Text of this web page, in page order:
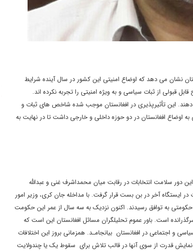
نشان می دهد که اوضاع امنیتی این کشور در سال آینده شرایط
قبولی از ثبات سیاسی و به ویژه امنیتی را تجربه نکرده اند.
این تأثیرپذیری در افغانستان موجب شده شاخص های ثبات و
اوضاع افغانستان در دو حوزه داخلی و خارجی داشت تا در نهایت به
در سال 1393 به دور دوم کشیده شد. در این دور سلامت انتخابات در رقابت میان محمداشرف غنی و عبدالله
ایستگاه آخر در بن بست قرار گرفت. با مداخله جان کری، وزیر امور
به توافق رسیدند. اکنون نزدیک به سه سال از عمر این حکومت
است. باور عموم تحلیلگران مسائل افغانستان این است که
اجتماعی در افغانستان بیانجامـد. همزمانی بروز این اختلافات
نمایش قدرت از سوی آنها در قالب تلاش برای سقوط یک یا چندولایت